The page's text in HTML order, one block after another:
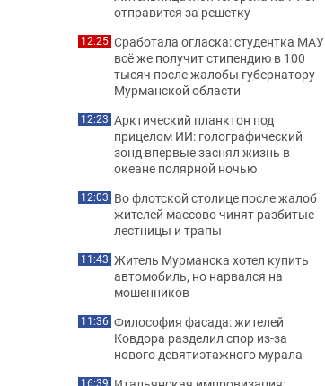
отправится за решетку
12:25 Сработала огласка: студентка МАУ
всё же получит стипендию в 100
тысяч после жалобы губернатору
Мурманской области
12:23 Арктический планктон под
прицелом ИИ: голографический
зонд впервые заснял жизнь в
океане полярной ночью
12:03 Во флотской столице после жалоб
жителей массово чинят разбитые
лестницы и трапы
11:43 Житель Мурманска хотел купить
автомобиль, но нарвался на
мошенников
11:36 Философия фасада: жителей
Ковдора разделил спор из-за
нового девятиэтажного мурала
16:39